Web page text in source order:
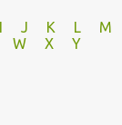
I J K L
M
W X Y